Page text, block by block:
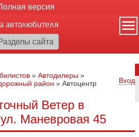
версия
автолюбителя
» Автодилеры »
район » Автоцентр
Вход
Ветер в
ул. Маневровая 45